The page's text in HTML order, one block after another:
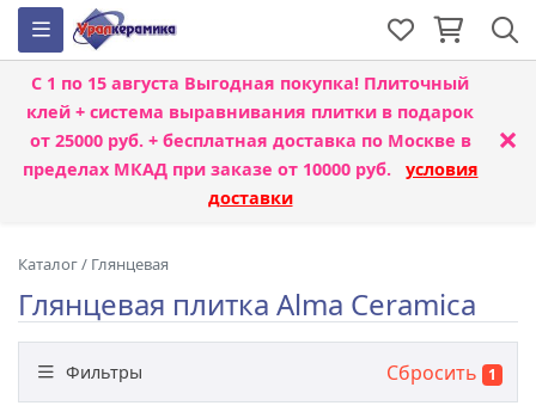
С 1 по 15 августа Выгодная покупка! Плиточный
клей + система выравнивания плитки в подарок
от 25000 руб. + бесплатная доставка по Москве в
пределах МКАД при заказе от 10000 руб. условия
доставки
×
Каталог/ Глянцевая
Глянцевая плитка Alma Ceramica
Фильтры Сбросить 1